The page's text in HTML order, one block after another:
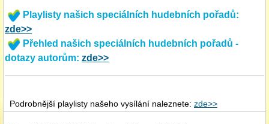
18:51 BUJU BANTON - Buju Banton - Destiny
18:48 ARASH - Tike Tike Kardi
18:43 MIKE OLDFIELD - Resolution
Historie (A Simple S
Playlisty našich speciálních hudebních pořadů:
zde>>
Přehled našich speciálních hudebních pořadů -
dotazy autorům: zde>>
Podrobnější playlisty našeho vysílání naleznete: zde>>